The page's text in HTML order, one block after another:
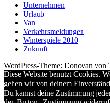
Unternehmen
Urlaub
Van
Verkehrsmeldungen
Winterspiele 2010
Zukunft
WordPress-Theme: Donovan von
Diese Website benutzt Cookies.
gehen wir von deinem
Du kannst deine Zustimmung